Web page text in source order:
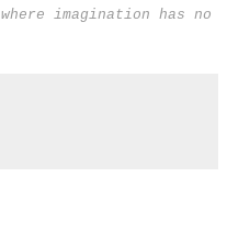
where imagination has no